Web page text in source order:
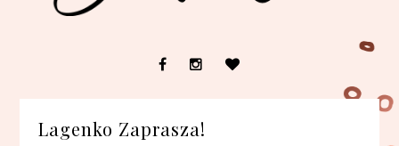
Lagenko Zaprasza!